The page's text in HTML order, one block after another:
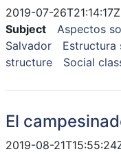
2019-07-26T21:14:17Z
Subject
Aspectos
Salvador
Estructura
structure
Social
El
2019-08-